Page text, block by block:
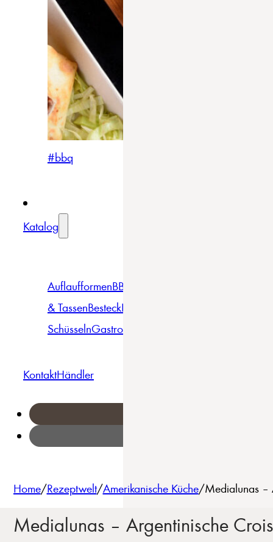
#bbq
Katalog
AuflaufformenBBQ
& TassenBesteckBowls &
SchüsselnGastro
KontaktHändler
Home/Rezeptwelt/Amerikanische Küche/Medialunas –
Medialunas – Argentinische